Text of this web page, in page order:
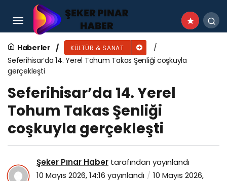
Haberler KÜLTÜR & SANAT
Seferihisar’da 14. Yerel Tohum Takas Şenliği coşkuyla
gerçekleşti
Seferihisar’da 14. Yerel
Tohum Takas Şenliği
coşkuyla gerçekleşti
Şeker Pınar Haber tarafından yayınlandı
10 Mayıs 2026, 14:16 yayınlandı
10 Mayıs 2026,
53. Uluslararası Şiir İkindileri ile Manisa’da
Sanat Rüzgarı Esti!